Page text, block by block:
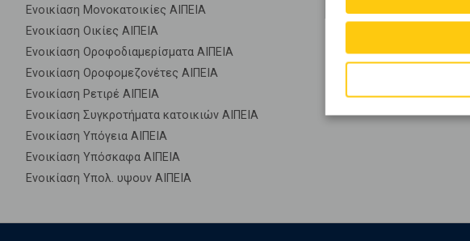
Ενοικίαση Μονοκατοικίες ΑΙΠΕΙΑ
Ενοικίαση Οικίες ΑΙΠΕΙΑ
Ενοικίαση Οροφοδιαμερίσματα ΑΙΠΕΙΑ
Ενοικίαση Οροφομεζονέτες ΑΙΠΕΙΑ
Ενοικίαση Ρετιρέ ΑΙΠΕΙΑ
Ενοικίαση Συγκροτήματα κατοικιών ΑΙΠΕΙΑ
Ενοικίαση Υπόγεια ΑΙΠΕΙΑ
Ενοικίαση Υπόσκαφα ΑΙΠΕΙΑ
Ενοικίαση Υπολ. υψουν ΑΙΠΕΙΑ